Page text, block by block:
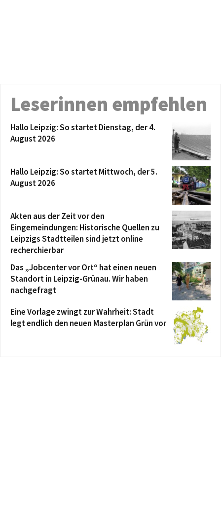
Leserinnen empfehlen
Hallo Leipzig: So startet Dienstag, der 4.
August 2026
Hallo Leipzig: So startet Mittwoch, der 5.
August 2026
Akten aus der Zeit vor den
Eingemeindungen: Historische Quellen zu
Leipzigs Stadtteilen sind jetzt online
recherchierbar
Das „Jobcenter vor Ort“ hat einen neuen
Standort in Leipzig-Grünau. Wir haben
nachgefragt
Eine Vorlage zwingt zur Wahrheit: Stadt
legt endlich den neuen Masterplan Grün vor